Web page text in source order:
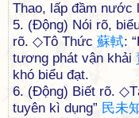
Thao, lấp đầm nước
5. (Động) Nói rõ,
rõ. ◇Tô Thức 蘇軾:
tương phát vận khải
khó biểu đạt.
6. (Động) Biết rõ.
tuyên kì dụng” 民未